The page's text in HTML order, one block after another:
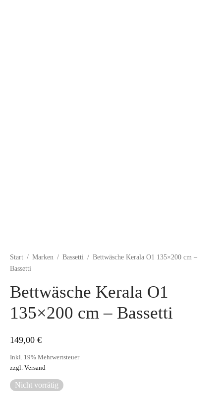
Start / Marken / Bassetti / Bettwäsche Kerala O1 135×200 cm –
Bassetti
Bettwäsche Kerala O1
135×200 cm – Bassetti
149,00 €
Inkl. 19% Mehrwertsteuer
zzgl. Versand
Nicht vorrätig